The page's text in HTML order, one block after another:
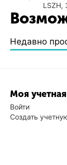
LSZH,
Недавно
Моя
Войти
Создать